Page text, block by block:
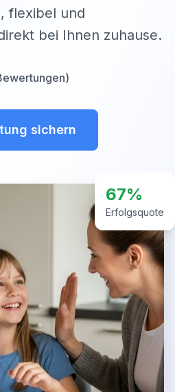
flexibel und
bei Ihnen zuhause.
sichern
67%
Erfolgsquote